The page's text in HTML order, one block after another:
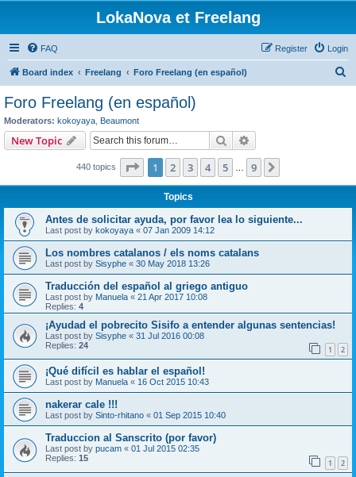
LokaNova et Freelang
FAQ Login
Register
Board index Freelang Foro Freelang (en español)
Foro Freelang (en español)
Moderators: kokoyaya Beaumont
New Topic Search
440 topics Page 1of 9
1 2 3 4 5 9
Topics
Antes de solicitar ayuda, por favor lea lo siguiente...
Last post by kokoyaya « 07 Jan 2009 14:12
Los nombres catalanos / els noms catalans
Last post by Sisyphe « 30 May 2018 13:26
Traducción del español al griego antiguo
Last post by Manuela « 21 Apr 2017 10:08
Replies: 4
¡Ayudad el pobrecito Sisifo a entender algunas sentencias!
Last post by Sisyphe « 31 Jul 2016 00:08
Replies: 24 1 2
¡Qué difícil es hablar el español!
Last post by Manuela « 16 Oct 2015 10:43
nakerar cale !!!
Last post by Sinto-rhitano « 01 Sep 2015 10:40
Traduccion al Sanscrito (por favor)
Last post by pucam « 01 Jul 2015 02:35
Replies: 15 1 2